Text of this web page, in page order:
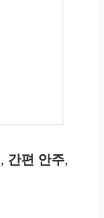
, 간편 안주,